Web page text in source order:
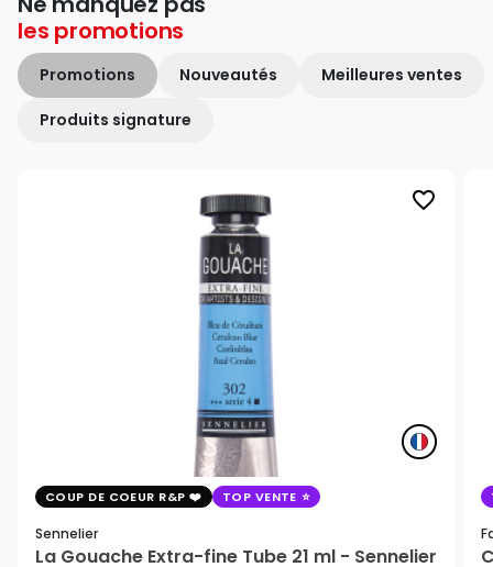
les promotions
Promotions Nouveautés Meilleures ventes
Produits signature
favorite_border
COUP DE COEUR R&P TOP VENTE
Sennelier
La Gouache Extra-fine Tube 21 ml - Sennelier